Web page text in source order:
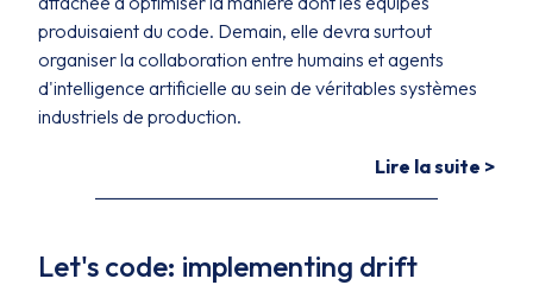
produisaient du code. Demain, elle devra surtout
organiser la collaboration entre humains et agents
d'intelligence artificielle au sein de véritables systèmes
industriels de production.
Lire la suite >
Let's code: implementing drift